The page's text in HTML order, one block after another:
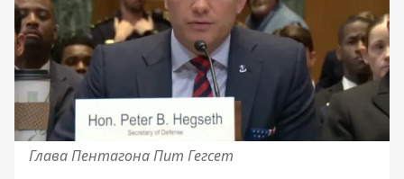
Глава Пентагона Пит Гегсет